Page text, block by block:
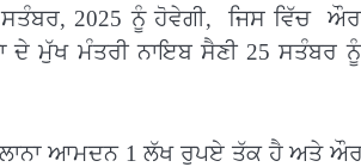
ਸਤੰਬਰ, 2025 ਨੂੰ ਹੋਵੇਗੀ, ਜਿਸ ਵਿੱਚ
ਦੇ ਮੁੱਖ ਮੰਤਰੀ ਨਾਇਬ ਸੈਣੀ 25 ਸਤੰਬਰ
ਆਮਦਨ 1 ਲੱਖ ਰੁਪਏ ਤੱਕ ਹੈ ਅਤੇ